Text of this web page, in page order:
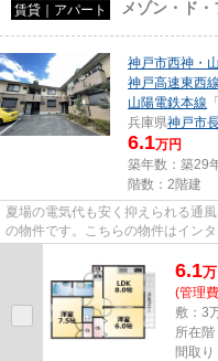
賃貸｜アパート メゾン・ド
神戸市西神・
神戸高速東西線
山陽電鉄本線 「
兵庫県神戸市
6.1万円
築年数：築29
階数：2階建
夏場の電気代も安く抑えられる通
の物件です。こちらの物件はイン
6.1万
(管理
敷：3
所在
間取